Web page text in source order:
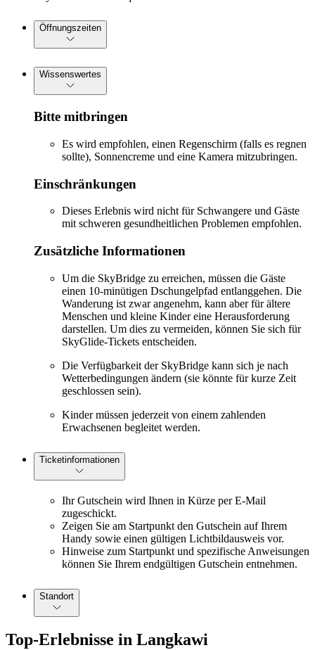
Öffnungszeiten
Wissenswertes
Bitte mitbringen
Es wird empfohlen, einen Regenschirm (falls es regnen
sollte), Sonnencreme und eine Kamera mitzubringen.
Einschränkungen
Dieses Erlebnis wird nicht für Schwangere und Gäste
mit schweren gesundheitlichen Problemen empfohlen.
Zusätzliche Informationen
Um die SkyBridge zu erreichen, müssen die Gäste
einen 10-minütigen Dschungelpfad entlanggehen. Die
Wanderung ist zwar angenehm, kann aber für ältere
Menschen und kleine Kinder eine Herausforderung
darstellen. Um dies zu vermeiden, können Sie sich für
SkyGlide-Tickets entscheiden.
Die Verfügbarkeit der SkyBridge kann sich je nach
Wetterbedingungen ändern (sie könnte für kurze Zeit
geschlossen sein).
Kinder müssen jederzeit von einem zahlenden
Erwachsenen begleitet werden.
Ticketinformationen
Ihr Gutschein wird Ihnen in Kürze per E-Mail
zugeschickt.
Zeigen Sie am Startpunkt den Gutschein auf Ihrem
Handy sowie einen gültigen Lichtbildausweis vor.
Hinweise zum Startpunkt und spezifische Anweisungen
können Sie Ihrem endgültigen Gutschein entnehmen.
Standort
Top-Erlebnisse in Langkawi